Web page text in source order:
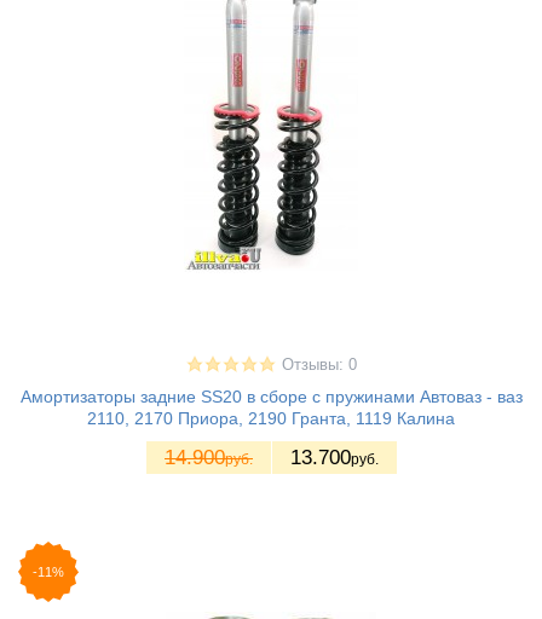
Отзывы: 0
Амортизаторы задние SS20 в сборе с пружинами Автоваз - ваз
2110, 2170 Приора, 2190 Гранта, 1119 Калина
14.900руб. 13.700руб.
-11%